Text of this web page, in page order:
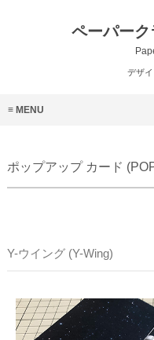
ペーパー
デザ
MENU
ポップアップ カード
Y-ウイング (Y-Wing)